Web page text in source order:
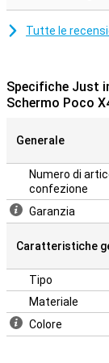
Tutte le
Specifiche Just
Schermo Poco
Generale
Numero di
confezione
Garanzia
Caratteristiche
Tipo
Materiale
Colore